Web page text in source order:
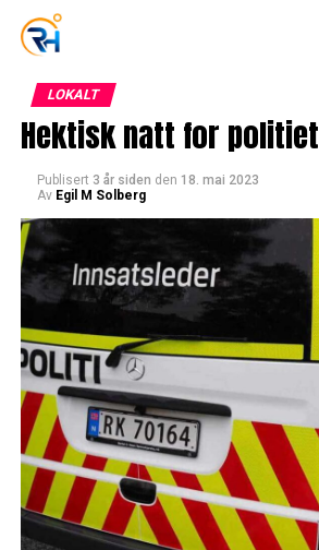
LOKALT
Hektisk natt for politiet
Publisert 3 år siden den 18. mai 2023
Av Egil M Solberg